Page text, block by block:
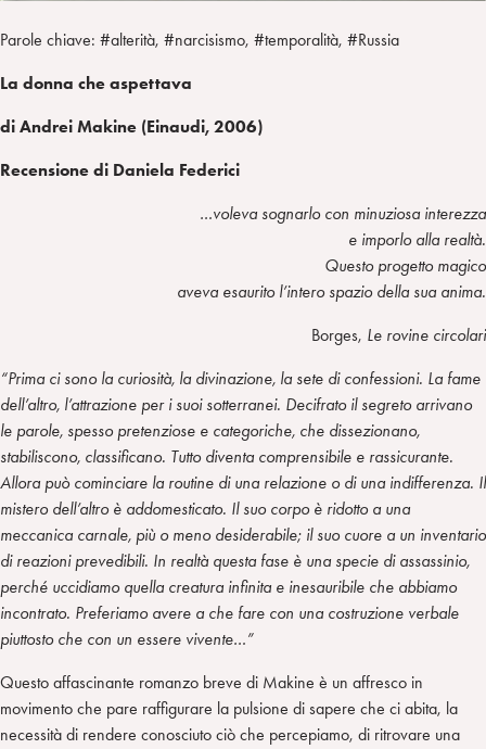
Parole chiave: #alterità, #narcisismo, #temporalità, #Russia
La donna che aspettava
di Andrei Makine (Einaudi, 2006)
Recensione di Daniela Federici
…voleva sognarlo con minuziosa interezza
e imporlo alla realtà.
Questo progetto magico
aveva esaurito l’intero spazio della sua anima.
Borges, Le rovine circolari
“Prima ci sono la curiosità, la divinazione, la sete di confessioni. La fame
dell’altro, l’attrazione per i suoi sotterranei. Decifrato il segreto arrivano
le parole, spesso pretenziose e categoriche, che dissezionano,
stabiliscono, classificano. Tutto diventa comprensibile e rassicurante.
Allora può cominciare la routine di una relazione o di una indifferenza. Il
mistero dell’altro è addomesticato. Il suo corpo è ridotto a una
meccanica carnale, più o meno desiderabile; il suo cuore a un inventario
di reazioni prevedibili. In realtà questa fase è una specie di assassinio,
perché uccidiamo quella creatura infinita e inesauribile che abbiamo
incontrato. Preferiamo avere a che fare con una costruzione verbale
piuttosto che con un essere vivente…”
Questo affascinante romanzo breve di Makine è un affresco in
movimento che pare raffigurare la pulsione di sapere che ci abita, la
necessità di rendere conosciuto ciò che percepiamo, di ritrovare una